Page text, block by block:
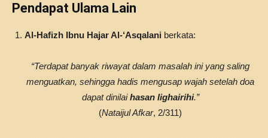
Pendapat Ulama Lain
Al-Hafizh Ibnu Hajar Al-‘Asqalani berkata:
“Terdapat banyak riwayat dalam masalah ini yang saling
menguatkan, sehingga hadis mengusap wajah setelah doa
dapat dinilaihasan lighairihi.”
(Nataijul Afkar, 2/311)